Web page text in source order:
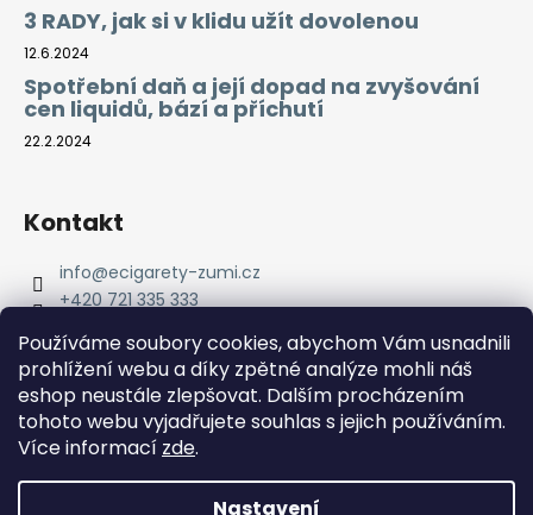
Používáme soubory cookies, abychom Vám usnadnili
prohlížení webu a díky zpětné analýze mohli náš
eshop neustále zlepšovat. Dalším procházením
tohoto webu vyjadřujete souhlas s jejich používáním.
Více informací zde.
Nastavení
3 RADY, jak si v klidu užít dovolenou
12.6.2024
Spotřební daň a její dopad na zvyšování
cen liquidů, bází a příchutí
22.2.2024
Kontakt
info@ecigarety-zumi.cz
+420 721 335 333